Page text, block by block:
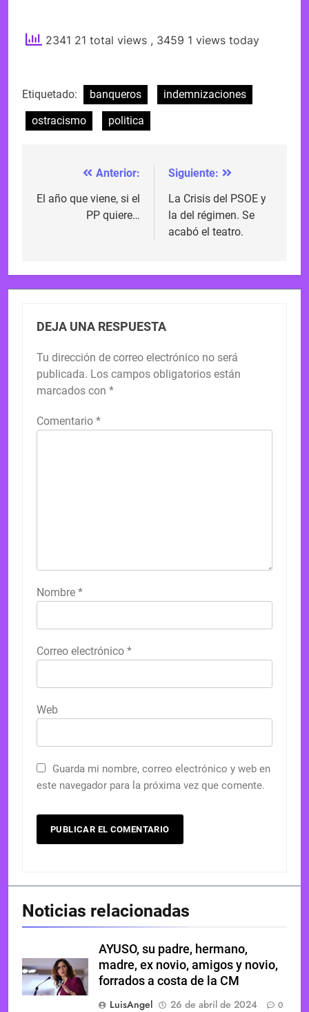
2341 21 total views , 3459 1 views today
Etiquetado: banqueros
indemnizaciones
ostracismo
politica
Navegación
de
Anterior:
El año que viene, si el
PP quiere…
Siguiente:
La Crisis del PSOE y
la del régimen. Se
acabó el teatro.
DEJA UNA RESPUESTA
Tu dirección de correo electrónico no será
publicada. Los campos obligatorios están
marcados con *
Comentario *
Nombre *
Correo electrónico *
Web
Guarda mi nombre, correo electrónico y web en
este navegador para la próxima vez que comente.
Noticias relacionadas
AYUSO, su padre, hermano,
madre, ex novio, amigos y novio,
forrados a costa de la CM
LuisAngel
26 de abril de 2024 0